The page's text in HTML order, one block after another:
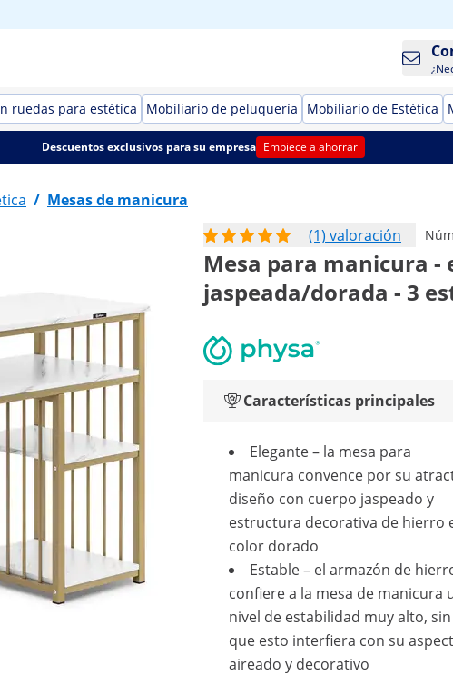
ruedas para estética Mobiliario de peluquería Mobiliario de Estética
Descuentos exclusivos para su empresa Empiece a ahorrar
/ Mesas de manicura
(1) valoración
Mesa para manicura
jaspeada/dorada - 3
Características principales
Elegante – la mesa para
manicura convence por su
diseño con cuerpo jaspeado y
estructura decorativa de hierro
color dorado
Estable – el armazón de
confiere a la mesa de manicura
nivel de estabilidad muy alto, sin
que esto interfiera con su
aireado y decorativo